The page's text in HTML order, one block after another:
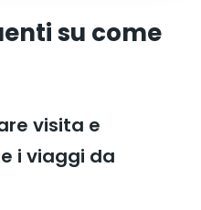
su come
visita e
i viaggi da